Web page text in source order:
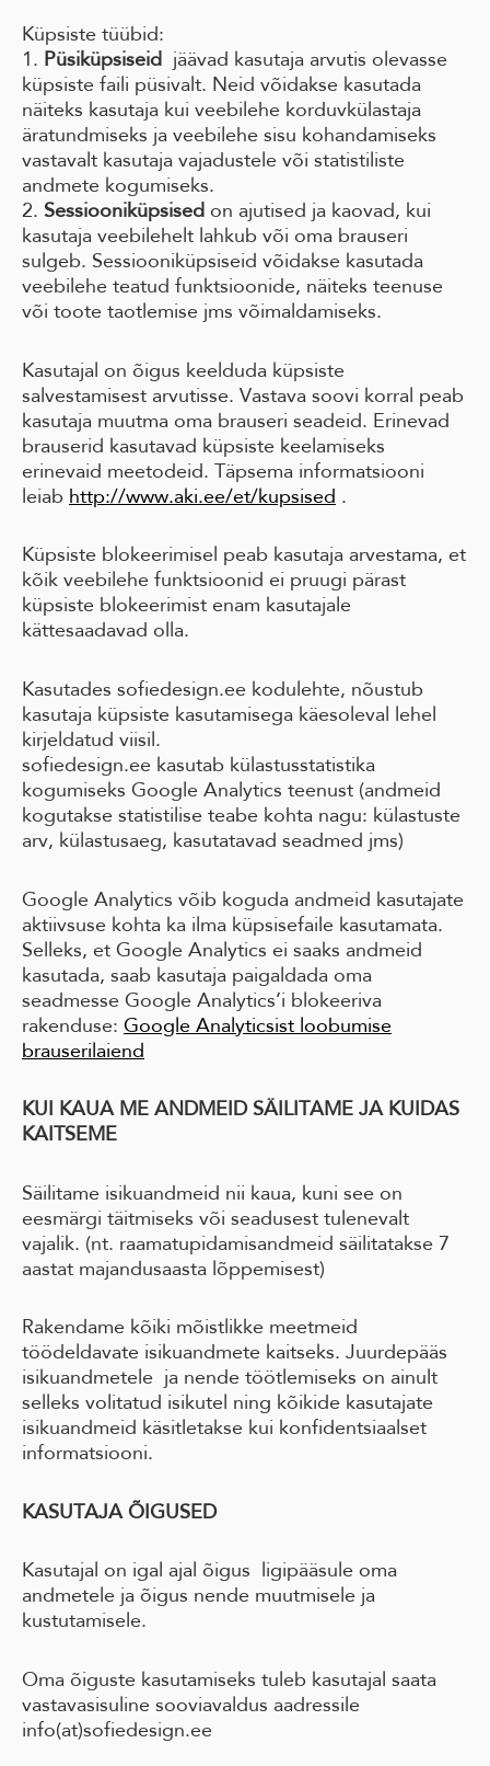
Küpsiste tüübid:
1. Püsiküpsiseid jäävad kasutaja arvutis olevasse
küpsiste faili püsivalt. Neid võidakse kasutada
näiteks kasutaja kui veebilehe korduvkülastaja
äratundmiseks ja veebilehe sisu kohandamiseks
vastavalt kasutaja vajadustele või statistiliste
andmete kogumiseks.
2. Sessiooniküpsised on ajutised ja kaovad, kui
kasutaja veebilehelt lahkub või oma brauseri
sulgeb. Sessiooniküpsiseid võidakse kasutada
veebilehe teatud funktsioonide, näiteks teenuse
või toote taotlemise jms võimaldamiseks.
Kasutajal on õigus keelduda küpsiste
salvestamisest arvutisse. Vastava soovi korral peab
kasutaja muutma oma brauseri seadeid. Erinevad
brauserid kasutavad küpsiste keelamiseks
erinevaid meetodeid. Täpsema informatsiooni
leiab http://www.aki.ee/et/kupsised .
Küpsiste blokeerimisel peab kasutaja arvestama, et
kõik veebilehe funktsioonid ei pruugi pärast
küpsiste blokeerimist enam kasutajale
kättesaadavad olla.
Kasutades sofiedesign.ee kodulehte, nõustub
kasutaja küpsiste kasutamisega käesoleval lehel
kirjeldatud viisil.
sofiedesign.ee kasutab külastusstatistika
kogumiseks Google Analytics teenust (andmeid
kogutakse statistilise teabe kohta nagu: külastuste
arv, külastusaeg, kasutatavad seadmed jms)
Google Analytics võib koguda andmeid kasutajate
aktiivsuse kohta ka ilma küpsisefaile kasutamata.
Selleks, et Google Analytics ei saaks andmeid
kasutada, saab kasutaja paigaldada oma
seadmesse Google Analytics’i blokeeriva
rakenduse: Google Analyticsist loobumise
brauserilaiend
KUI KAUA ME ANDMEID SÄILITAME JA KUIDAS
KAITSEME
Säilitame isikuandmeid nii kaua, kuni see on
eesmärgi täitmiseks või seadusest tulenevalt
vajalik. (nt. raamatupidamisandmeid säilitatakse 7
aastat majandusaasta lõppemisest)
Rakendame kõiki mõistlikke meetmeid
töödeldavate isikuandmete kaitseks. Juurdepääs
isikuandmetele ja nende töötlemiseks on ainult
selleks volitatud isikutel ning kõikide kasutajate
isikuandmeid käsitletakse kui konfidentsiaalset
informatsiooni.
KASUTAJA ÕIGUSED
Kasutajal on igal ajal õigus ligipääsule oma
andmetele ja õigus nende muutmisele ja
kustutamisele.
Oma õiguste kasutamiseks tuleb kasutajal saata
vastavasisuline sooviavaldus aadressile
info(at)sofiedesign.ee